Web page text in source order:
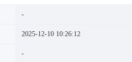
2025-12-10 10:26:12